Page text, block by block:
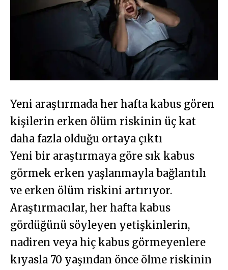
Yeni araştırmada her hafta kabus gören
kişilerin erken ölüm riskinin üç kat
daha fazla olduğu ortaya çıktı
Yeni bir araştırmaya göre sık kabus
görmek erken yaşlanmayla bağlantılı
ve erken ölüm riskini artırıyor.
Araştırmacılar, her hafta kabus
gördüğünü söyleyen yetişkinlerin,
nadiren veya hiç kabus görmeyenlere
kıyasla 70 yaşından önce ölme riskinin